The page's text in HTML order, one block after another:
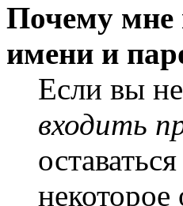
Почему мне
имени и
Если вы
входить